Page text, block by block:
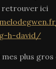
retrouver ici
h-david/
plus gros